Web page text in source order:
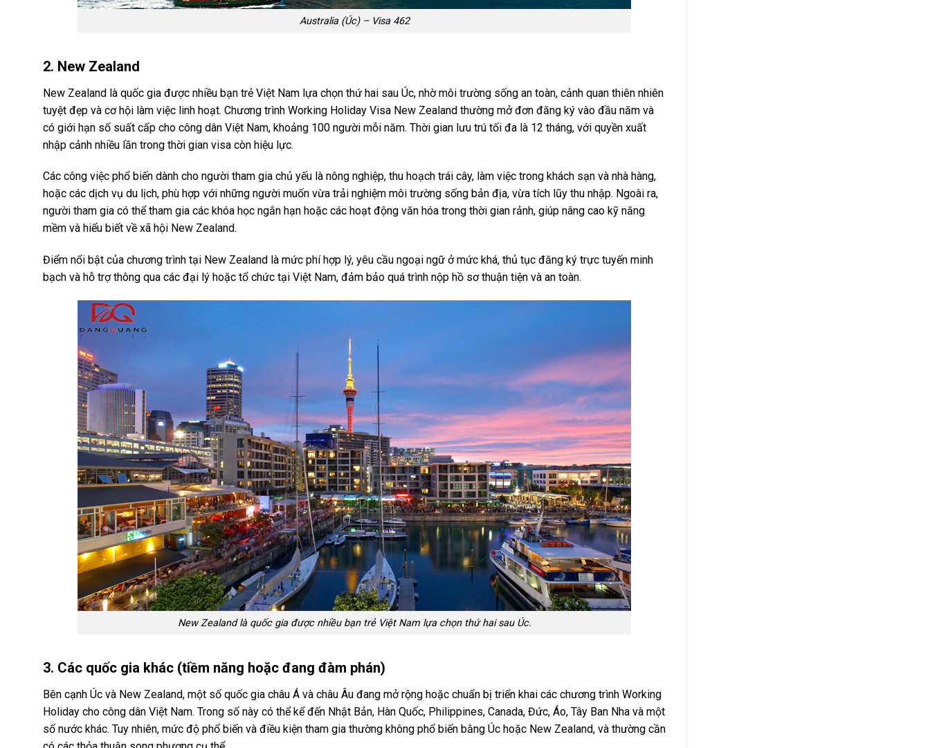
Australia (Úc) – Visa 462
2. New Zealand
New Zealand là quốc gia được nhiều bạn trẻ Việt Nam lựa chọn thứ hai sau Úc, nhờ môi trường sống an toàn, cảnh quan thiên nhiên
tuyệt đẹp và cơ hội làm việc linh hoạt. Chương trình Working Holiday Visa New Zealand thường mở đơn đăng ký vào đầu năm và
có giới hạn số suất cấp cho công dân Việt Nam, khoảng 100 người mỗi năm. Thời gian lưu trú tối đa là 12 tháng, với quyền xuất
nhập cảnh nhiều lần trong thời gian visa còn hiệu lực.
Các công việc phổ biến dành cho người tham gia chủ yếu là nông nghiệp, thu hoạch trái cây, làm việc trong khách sạn và nhà hàng,
hoặc các dịch vụ du lịch, phù hợp với những người muốn vừa trải nghiệm môi trường sống bản địa, vừa tích lũy thu nhập. Ngoài ra,
người tham gia có thể tham gia các khóa học ngắn hạn hoặc các hoạt động văn hóa trong thời gian rảnh, giúp nâng cao kỹ năng
mềm và hiểu biết về xã hội New Zealand.
Điểm nổi bật của chương trình tại New Zealand là mức phí hợp lý, yêu cầu ngoại ngữ ở mức khá, thủ tục đăng ký trực tuyến minh
bạch và hỗ trợ thông qua các đại lý hoặc tổ chức tại Việt Nam, đảm bảo quá trình nộp hồ sơ thuận tiện và an toàn.
New Zealand là quốc gia được nhiều bạn trẻ Việt Nam lựa chọn thứ hai sau Úc.
3. Các quốc gia khác (tiềm năng hoặc đang đàm phán)
Bên cạnh Úc và New Zealand, một số quốc gia châu Á và châu Âu đang mở rộng hoặc chuẩn bị triển khai các chương trình Working
Holiday cho công dân Việt Nam. Trong số này có thể kể đến Nhật Bản, Hàn Quốc, Philippines, Canada, Đức, Áo, Tây Ban Nha và một
số nước khác. Tuy nhiên, mức độ phổ biến và điều kiện tham gia thường không phổ biến bằng Úc hoặc New Zealand, và thường cần